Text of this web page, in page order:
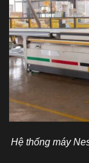
Hệ thống máy